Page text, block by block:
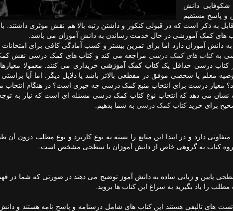
دانش
و پاسخ مستقیم
به ذکر است که در قبولی کنکور و داشتن رتبه بالا هم نقش موثری داشتند.
های کمک آموزشی در حال خدمت رساندن به دانش آموزان می باشد.
آموزان دارد اما برای تمرین بیشتر و کسب آمادگی کافی برای امتحانات
بهکتاب های کمک درسی مراجعه می کند و کتاب های کمک درسی نقش
کتاب درسی حداقل یککتاب کمک آموزشی خریداری می کنند. معمولا
معلم یا شخصی موفق در مقطعی بالاتر باشد یا دلایل دیگر. اما آیا براستی
معیار درست برای انتخاب منبع کمک درسی چه چیزی است؟ در هنگام انتخاب
نشان می دهد که انتخاب نوع کتاب کمک درسی مسئله ای است که نیاز به
برای خرید کتاب کمک درسی به شما بدهیم.
دارد و در ابتدا این منابع را بسته به نوع کاربرد و نوع مطلب درون آن
گروه کتاب به گروهی خاص از دانش آموزان با سطحی مشخص است.
پایین و زبانی ساده به دانش آموز توضیح می دهند در صورتی که شما در
را یاد بگیرید به سراغ این کتاب ها بروید.
های تالیفی هستند این کتاب های شامل درسنامه و پاسخ نامه هستند و